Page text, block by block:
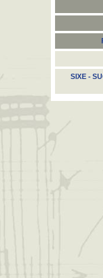
SIXE -